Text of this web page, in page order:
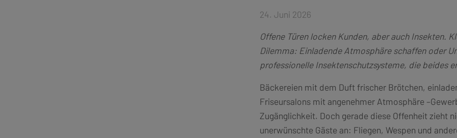
24. Juni 2026
Offene Türen locken Kunden, aber auch Insekten.
Dilemma: Einladende Atmosphäre schaffen oder
professionelle Insektenschutzsysteme, die beides
Bäckereien mit dem Duft frischer Brötchen,
Friseursalons mit angenehmer Atmosphäre
Zugänglichkeit. Doch gerade diese Offenheit zieht
unerwünschte Gäste an: Fliegen, Wespen und